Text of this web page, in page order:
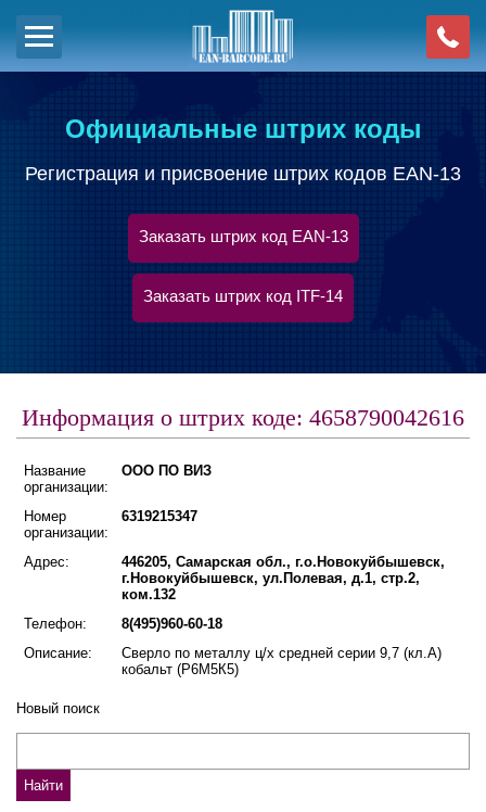
Официальные штрих коды
Регистрация и присвоение штрих кодов EAN-13
Заказать штрих код EAN-13
Заказать штрих код ITF-14
Информация о штрих коде: 4658790042616
Название
организации:
ООО ПО ВИЗ
Номер
организации:
6319215347
Адрес:
446205, Самарская обл., г.о.Новокуйбышевск,
г.Новокуйбышевск, ул.Полевая, д.1, стр.2,
ком.132
Телефон:
8(495)960-60-18
Описание:
Сверло по металлу ц/х средней серии 9,7 (кл.А)
кобальт (Р6М5К5)
Новый поиск